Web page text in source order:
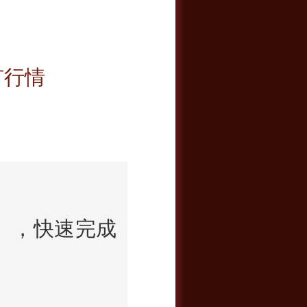
情
，快速完成